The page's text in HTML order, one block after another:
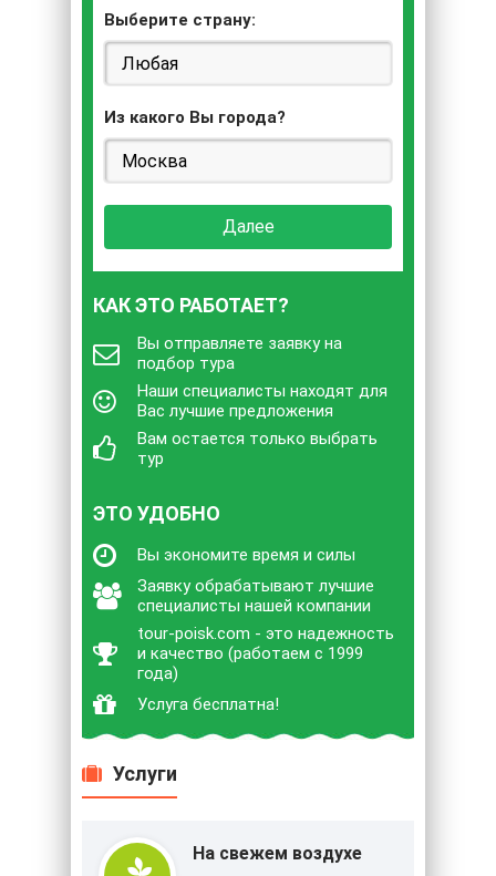
Выберите страну:
Из какого Вы города?
Далее
КАК ЭТО РАБОТАЕТ?
Вы отправляете заявку на
подбор тура
Наши специалисты находят для
Вас лучшие предложения
Вам остается только выбрать
тур
ЭТО УДОБНО
Вы экономите время и силы
Заявку обрабатывают лучшие
специалисты нашей компании
tour-poisk.com - это надежность
и качество (работаем с 1999
года)
Услуга бесплатна!
Услуги
На свежем воздухе